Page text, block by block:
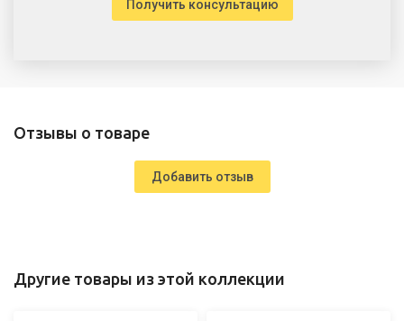
Получить консультацию
Отзывы о товаре
Добавить отзыв
Другие товары из этой коллекции